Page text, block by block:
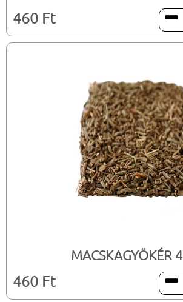
460 Ft 
MACSKAGYÖKÉR
460 Ft 